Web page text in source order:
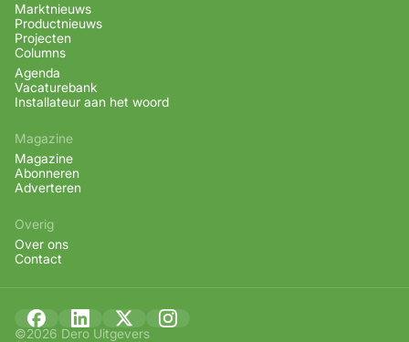
Marktnieuws
Productnieuws
Projecten
Columns
Agenda
Vacaturebank
Installateur aan het woord
Magazine
Magazine
Abonneren
Adverteren
Overig
Over ons
Contact
©2026 Dero Uitgevers